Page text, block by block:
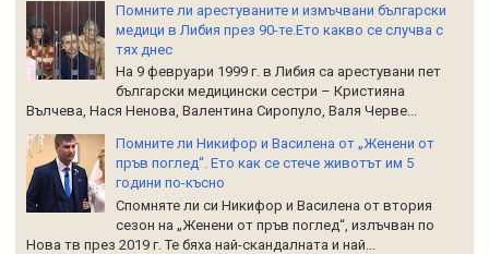
Помните ли арестуваните и измъчвани български
медици в Либия през 90-те.Ето какво се случва с
тях днес
На 9 февруари 1999 г. в Либия са арестувани пет
български медицински сестри – Кристияна
Вълчева, Нася Ненова, Валентина Сиропуло, Валя Черве...
Помните ли Никифор и Василена от „Женени от
пръв поглед“. Ето как се стече животът им 5
години по-късно
Спомняте ли си Никифор и Василена от втория
сезон на „Женени от пръв поглед“, излъчван по
Нова тв през 2019 г. Те бяха най-скандалната и най...